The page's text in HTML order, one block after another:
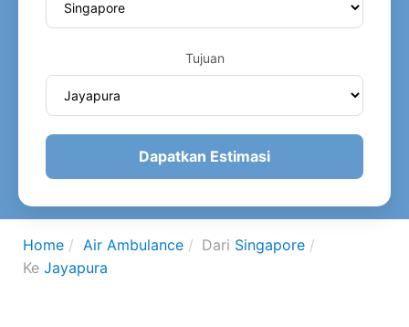
Tujuan
Dapatkan Estimasi
Home Air Ambulance Dari Singapore
Ke Jayapura